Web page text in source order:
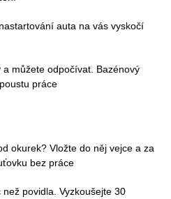
auta na vás vyskočí
můžete odpočívat. Bazénový
práce
okurek? Vložte do něj vejce a za
bez práce
povidla. Vyzkoušejte 30